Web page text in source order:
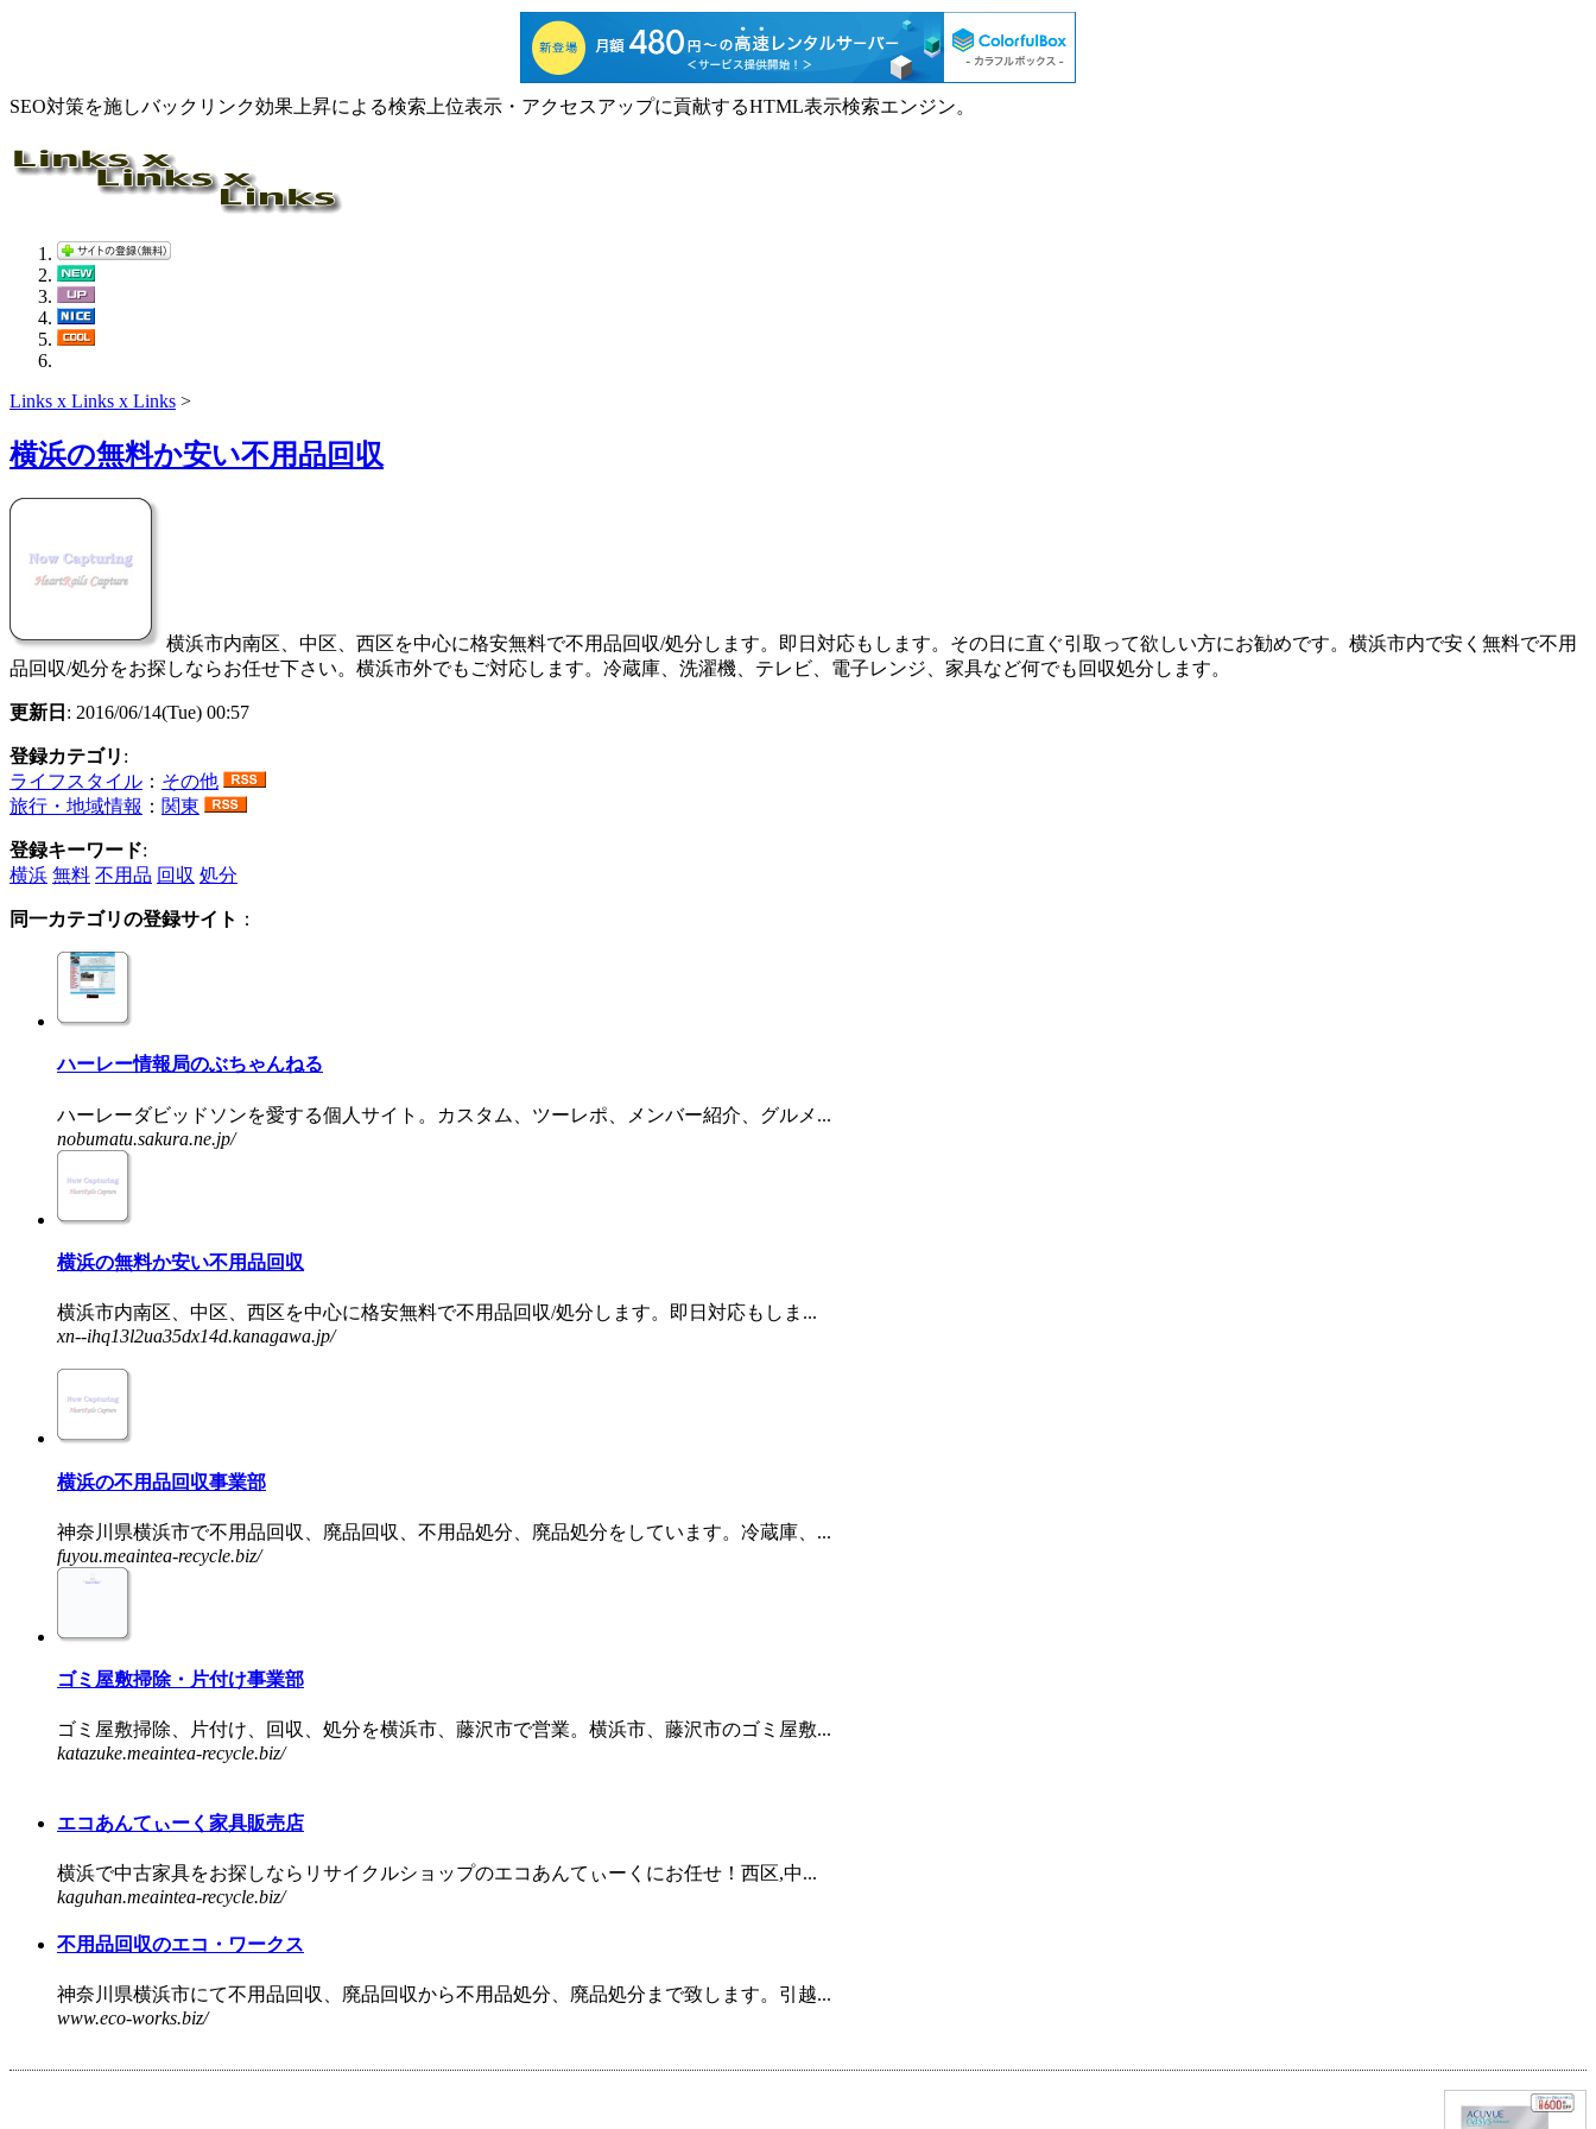
SEO対策を施しバックリンク効果上昇による検索上位表示・アクセスアップに貢献するHTML表示検索エンジン。
Links x Links x Links >
横浜の無料か安い不用品回収
横浜市内南区、中区、西区を中心に格安無料で不用品回収/処分します。即日対応もします。その日に直ぐ引取って欲しい方にお勧めです。横浜市内で安く無料で不用
品回収/処分をお探しならお任せ下さい。横浜市外でもご対応します。冷蔵庫、洗濯機、テレビ、電子レンジ、家具など何でも回収処分します。
更新日 : 2016/06/14(Tue) 00:57
登録カテゴリ :
ライフスタイル ： その他
旅行・地域情報 ： 関東
登録キーワード:
横浜 無料 不用品 回収 処分
同一カテゴリの登録サイト ：
ハーレー情報局のぶちゃんねる
ハーレーダビッドソンを愛する個人サイト。カスタム、ツーレポ、メンバー紹介、グルメ...
nobumatu.sakura.ne.jp/
横浜の無料か安い不用品回収
横浜市内南区、中区、西区を中心に格安無料で不用品回収/処分します。即日対応もしま...
xn--ihq13l2ua35dx14d.kanagawa.jp/
横浜の不用品回収事業部
神奈川県横浜市で不用品回収、廃品回収、不用品処分、廃品処分をしています。冷蔵庫、...
fuyou.meaintea-recycle.biz/
ゴミ屋敷掃除・片付け事業部
ゴミ屋敷掃除、片付け、回収、処分を横浜市、藤沢市で営業。横浜市、藤沢市のゴミ屋敷...
katazuke.meaintea-recycle.biz/
エコあんてぃーく家具販売店
横浜で中古家具をお探しならリサイクルショップのエコあんてぃーくにお任せ！西区,中...
kaguhan.meaintea-recycle.biz/
不用品回収のエコ・ワークス
神奈川県横浜市にて不用品回収、廃品回収から不用品処分、廃品処分まで致します。引越...
www.eco-works.biz/